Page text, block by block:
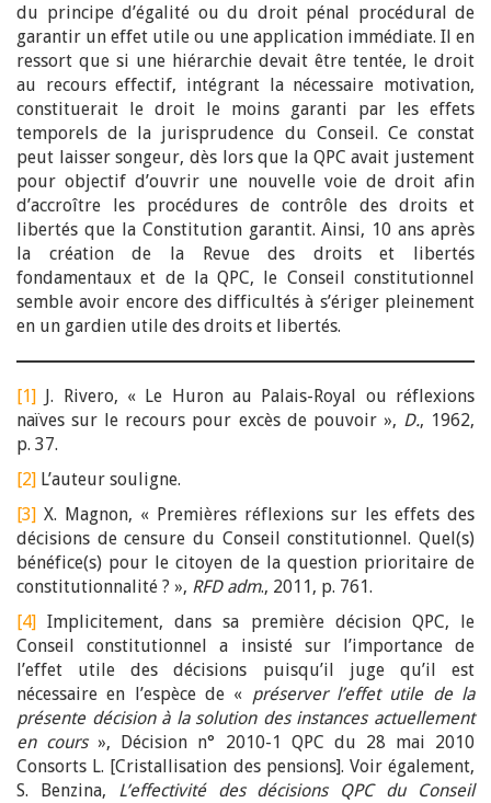
du principe d’égalité ou du droit pénal procédural de
garantir un effet utile ou une application immédiate. Il en
ressort que si une hiérarchie devait être tentée, le droit
au recours effectif, intégrant la nécessaire motivation,
constituerait le droit le moins garanti par les effets
temporels de la jurisprudence du Conseil. Ce constat
peut laisser songeur, dès lors que la QPC avait justement
pour objectif d’ouvrir une nouvelle voie de droit afin
d’accroître les procédures de contrôle des droits et
libertés que la Constitution garantit. Ainsi, 10 ans après
la création de la Revue des droits et libertés
fondamentaux et de la QPC, le Conseil constitutionnel
semble avoir encore des difficultés à s’ériger pleinement
en un gardien utile des droits et libertés.
[1] J. Rivero, « Le Huron au Palais-Royal ou réflexions
naïves sur le recours pour excès de pouvoir », D., 1962,
p. 37.
[2] L’auteur souligne.
[3] X. Magnon, « Premières réflexions sur les effets des
décisions de censure du Conseil constitutionnel. Quel(s)
bénéfice(s) pour le citoyen de la question prioritaire de
constitutionnalité ? », RFD adm., 2011, p. 761.
[4] Implicitement, dans sa première décision QPC, le
Conseil constitutionnel a insisté sur l’importance de
l’effet utile des décisions puisqu’il juge qu’il est
nécessaire en l’espèce de « préserver l’effet utile de la
présente décision à la solution des instances actuellement
en cours», Décision n° 2010-1 QPC du 28 mai 2010
Consorts L. [Cristallisation des pensions]. Voir également,
S. Benzina, L’effectivité des décisions QPC du Conseil